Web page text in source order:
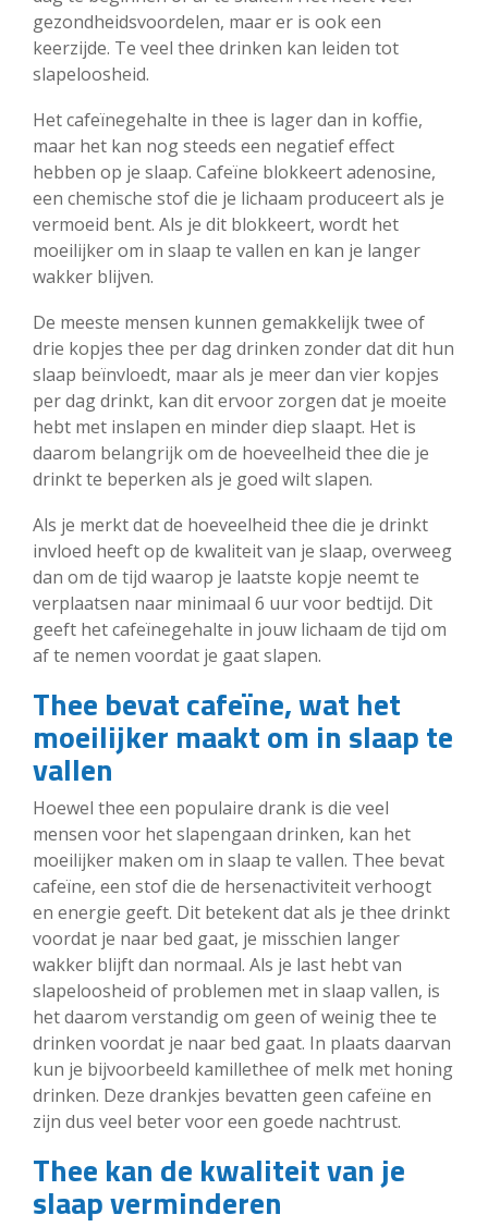
gezondheidsvoordelen, maar er is ook een
keerzijde. Te veel thee drinken kan leiden tot
slapeloosheid.
Het cafeïnegehalte in thee is lager dan in koffie,
maar het kan nog steeds een negatief effect
hebben op je slaap. Cafeïne blokkeert adenosine,
een chemische stof die je lichaam produceert als je
vermoeid bent. Als je dit blokkeert, wordt het
moeilijker om in slaap te vallen en kan je langer
wakker blijven.
De meeste mensen kunnen gemakkelijk twee of
drie kopjes thee per dag drinken zonder dat dit hun
slaap beïnvloedt, maar als je meer dan vier kopjes
per dag drinkt, kan dit ervoor zorgen dat je moeite
hebt met inslapen en minder diep slaapt. Het is
daarom belangrijk om de hoeveelheid thee die je
drinkt te beperken als je goed wilt slapen.
Als je merkt dat de hoeveelheid thee die je drinkt
invloed heeft op de kwaliteit van je slaap, overweeg
dan om de tijd waarop je laatste kopje neemt te
verplaatsen naar minimaal 6 uur voor bedtijd. Dit
geeft het cafeïnegehalte in jouw lichaam de tijd om
af te nemen voordat je gaat slapen.
Thee bevat cafeïne, wat het
moeilijker maakt om in slaap te
vallen
Hoewel thee een populaire drank is die veel
mensen voor het slapengaan drinken, kan het
moeilijker maken om in slaap te vallen. Thee bevat
cafeïne, een stof die de hersenactiviteit verhoogt
en energie geeft. Dit betekent dat als je thee drinkt
voordat je naar bed gaat, je misschien langer
wakker blijft dan normaal. Als je last hebt van
slapeloosheid of problemen met in slaap vallen, is
het daarom verstandig om geen of weinig thee te
drinken voordat je naar bed gaat. In plaats daarvan
kun je bijvoorbeeld kamillethee of melk met honing
drinken. Deze drankjes bevatten geen cafeïne en
zijn dus veel beter voor een goede nachtrust.
Thee kan de kwaliteit van je
slaap verminderen